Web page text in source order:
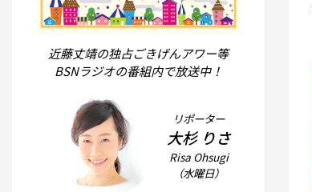
近藤丈靖の独占ごきげんアワー等
BSNラジオの番組内で放送中！
リポーター
大杉 りさ
Risa Ohsugi
（水曜日）